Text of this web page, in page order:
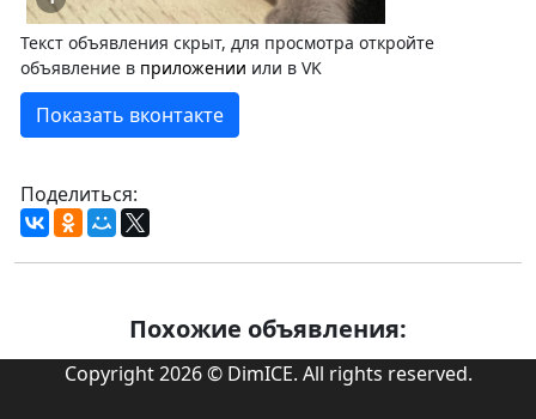
Текст объявления скрыт, для просмотра откройте
объявление в приложении или в VK
Показать вконтакте
Поделиться:
Похожие объявления:
Copyright 2026 © DimICE. All rights reserved.